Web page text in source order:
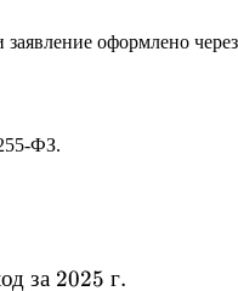
оформлено через
ФЗ.
за
за 2025г.